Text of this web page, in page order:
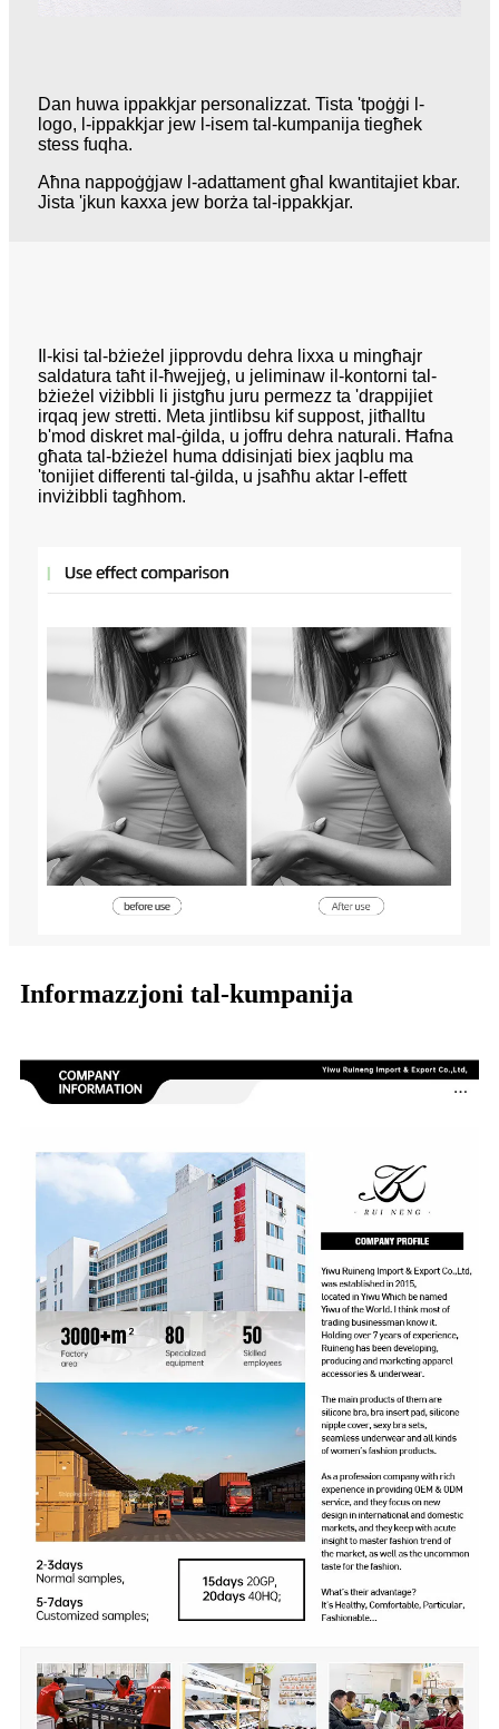
Dan huwa ippakkjar personalizzat. Tista 'tpoġġi l-
logo, l-ippakkjar jew l-isem tal-kumpanija tiegħek
stess fuqha.
Aħna nappoġġjaw l-adattament għal kwantitajiet kbar.
Jista 'jkun kaxxa jew borża tal-ippakkjar.
Il-kisi tal-bżieżel jipprovdu dehra lixxa u mingħajr
saldatura taħt il-ħwejjeġ, u jeliminaw il-kontorni tal-
bżieżel viżibbli li jistgħu juru permezz ta 'drappijiet
irqaq jew stretti. Meta jintlibsu kif suppost, jitħalltu
b'mod diskret mal-ġilda, u joffru dehra naturali. Ħafna
għata tal-bżieżel huma ddisinjati biex jaqblu ma
'tonijiet differenti tal-ġilda, u jsaħħu aktar l-effett
inviżibbli tagħhom.
Informazzjoni tal-kumpanija